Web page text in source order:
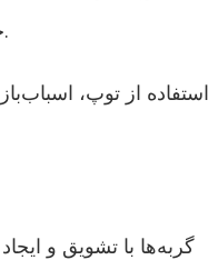
حفظ تناسب اندام، کاهش استرس و تقویت ارتباط بین گربه و صاحب آن می‌شود.
استفاده از توپ،
گربه‌ها با تشویق و